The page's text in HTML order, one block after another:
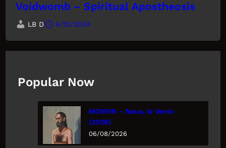
Voidwomb – Spiritual Apostheosis
LB D 6/10/2024
Popular Now
MOVRIR – Nous, le Venin
(2026)
06/08/2026